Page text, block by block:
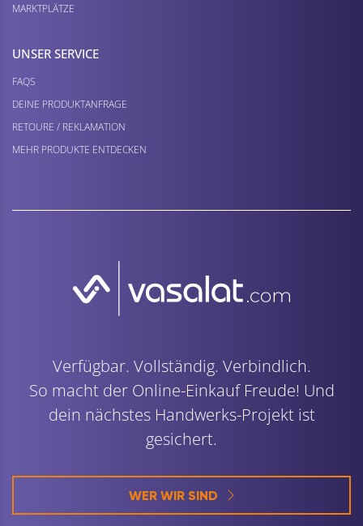
MARKTPLÄTZE
UNSER SERVICE
FAQS
DEINE PRODUKTANFRAGE
RETOURE / REKLAMATION
MEHR PRODUKTE ENTDECKEN
Verfügbar. Vollständig. Verbindlich.
So macht der Online-Einkauf Freude! Und
dein nächstes Handwerks-Projekt ist
gesichert.
WER WIR SIND